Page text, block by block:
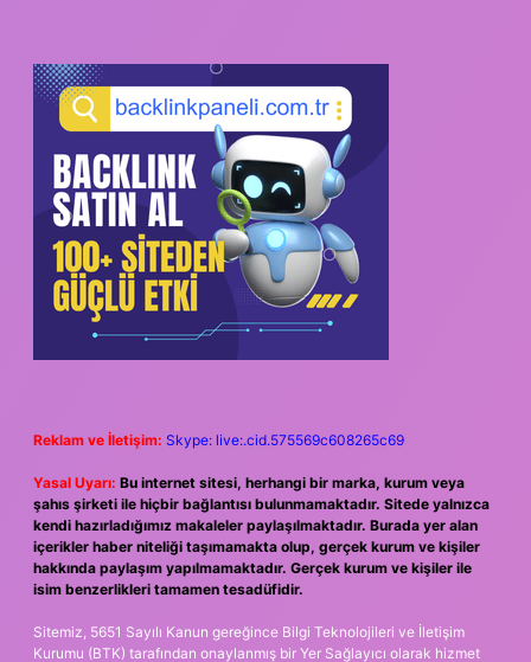
Reklam ve İletişim: Skype: live:.cid.575569c608265c69
Yasal Uyarı: Bu internet sitesi, herhangi bir marka, kurum veya
şahıs şirketi ile hiçbir bağlantısı bulunmamaktadır. Sitede yalnızca
kendi hazırladığımız makaleler paylaşılmaktadır. Burada yer alan
içerikler haber niteliği taşımamakta olup, gerçek kurum ve kişiler
hakkında paylaşım yapılmamaktadır. Gerçek kurum ve kişiler ile
isim benzerlikleri tamamen tesadüfidir.
Sitemiz, 5651 Sayılı Kanun gereğince Bilgi Teknolojileri ve İletişim
Kurumu (BTK) tarafından onaylanmış bir Yer Sağlayıcı olarak hizmet